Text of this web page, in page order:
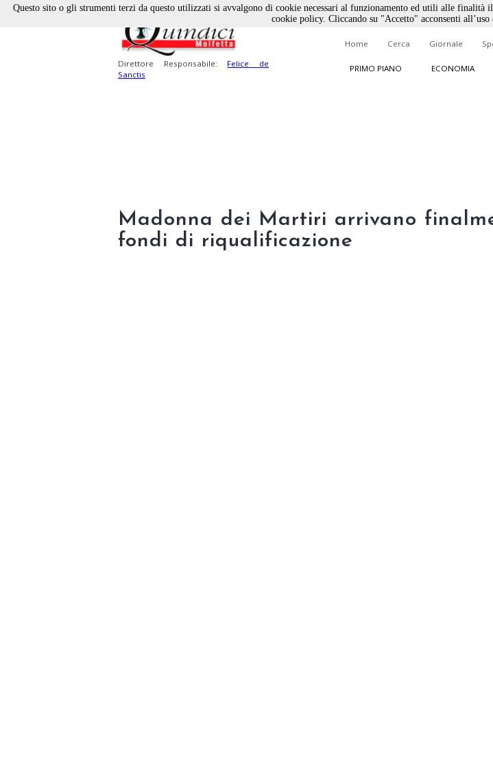
Direttore Responsabile: Felice de
Sanctis
Home Cerca Giornale
PRIMO PIANO ECONOMIA
Madonna dei Martiri arrivano
fondi di riqualificazione
Questo sito o gli strumenti terzi da questo utilizzati si avvalgono di cookie necessari al funzionamento ed utili alle
cookie policy. Cliccando su "Accetto" acconsenti all’uso